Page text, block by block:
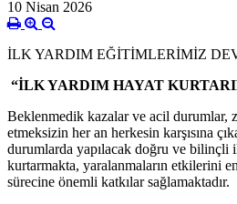
10 Nisan 2026
İLK YARDIM EĞİTİMLERİMİZ
“İLK YARDIM HAYAT
Beklenmedik kazalar ve acil durumlar,
etmeksizin her an herkesin karşısına
durumlarda yapılacak doğru ve bilinçli
kurtarmakta, yaralanmaların etkilerini
sürecine önemli katkılar sağlamaktadır.